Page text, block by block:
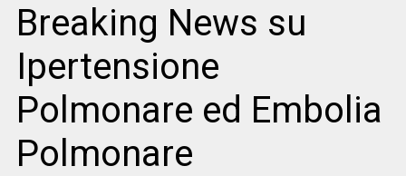
Breaking News su
Ipertensione
Polmonare ed Embolia
Polmonare